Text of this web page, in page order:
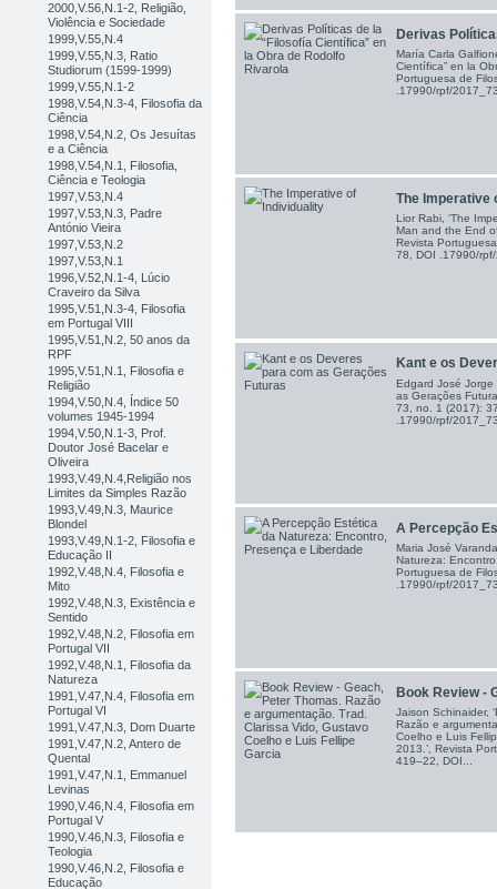
2000,V.56,N.1-2, Religião,
Violência e Sociedade
1999,V.55,N.4
1999,V.55,N.3, Ratio
Studiorum (1599-1999)
1999,V.55,N.1-2
1998,V.54,N.3-4, Filosofia da
Ciência
1998,V.54,N.2, Os Jesuítas
e a Ciência
1998,V.54,N.1, Filosofia,
Ciência e Teologia
1997,V.53,N.4
1997,V.53,N.3, Padre
António Vieira
1997,V.53,N.2
1997,V.53,N.1
1996,V.52,N.1-4, Lúcio
Craveiro da Silva
1995,V.51,N.3-4, Filosofia
em Portugal VIII
1995,V.51,N.2, 50 anos da
RPF
1995,V.51,N.1, Filosofia e
Religião
1994,V.50,N.4, Índice 50
volumes 1945-1994
1994,V.50,N.1-3, Prof.
Doutor José Bacelar e
Oliveira
1993,V.49,N.4,Religião nos
Limites da Simples Razão
1993,V.49,N.3, Maurice
Blondel
1993,V.49,N.1-2, Filosofia e
Educação II
1992,V.48,N.4, Filosofia e
Mito
1992,V.48,N.3, Existência e
Sentido
1992,V.48,N.2, Filosofia em
Portugal VII
1992,V.48,N.1, Filosofia da
Natureza
1991,V.47,N.4, Filosofia em
Portugal VI
1991,V.47,N.3, Dom Duarte
1991,V.47,N.2, Antero de
Quental
1991,V.47,N.1, Emmanuel
Levinas
1990,V.46,N.4, Filosofia em
Portugal V
1990,V.46,N.3, Filosofia e
Teologia
1990,V.46,N.2, Filosofia e
Educação
Derivas
María Carla
Científica” en la
Portuguesa de
.17990/rpf/
The Imperative
Lior Rabi, ‘The
Man and the End
Revista
78, DOI .17990/
Kant e os
Edgard José Jorge
as Gerações
73, no. 1 (2017):
.17990/rpf/
A Percepção
Maria José
Natureza:
Portuguesa de
.17990/rpf/
Book Review -
Jaison Schinaider,
Razão e
Coelho e Luis
2013.’, Revista
419–22, DOI...